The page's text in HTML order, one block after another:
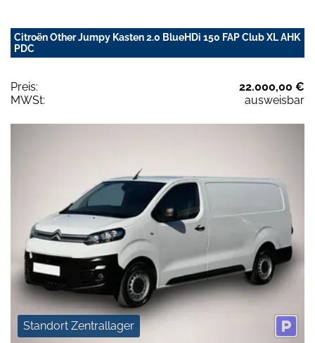
Citroën Other Jumpy Kasten 2.0 BlueHDi 150 FAP Club XL AHK
PDC
Preis:
22.000,00 €
MWSt:
ausweisbar
Standort Zentrallager